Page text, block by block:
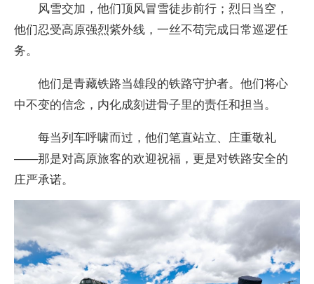
风雪交加，他们顶风冒雪徒步前行；烈日当空，
他们忍受高原强烈紫外线，一丝不苟完成日常巡逻任
务。
他们是青藏铁路当雄段的铁路守护者。他们将心
中不变的信念，内化成刻进骨子里的责任和担当。
每当列车呼啸而过，他们笔直站立、庄重敬礼
——那是对高原旅客的欢迎祝福，更是对铁路安全的
庄严承诺。